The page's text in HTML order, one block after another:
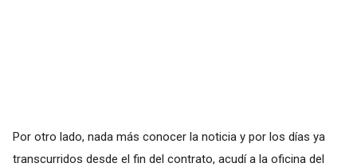
Por otro lado, nada más conocer la noticia y por los días ya
transcurridos desde el fin del contrato, acudí a la oficina del